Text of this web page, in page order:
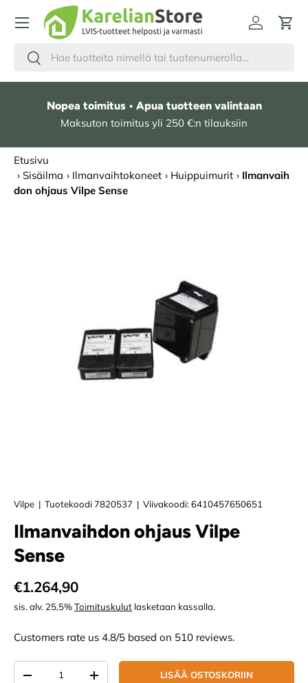
HYPPÄÄ SISÄLTÖÖN
Hae
Etsi
Kirjaudu
Nopea toimitus • Apua tuotteen valintaan
Maksuton toimitus yli 250 €:n tilauksiin
Etusivu
› Sisäilma › Ilmanvaihtokoneet › Huippuimurit › Ilmanvaih
don ohjaus Vilpe Sense
Vilpe | Tuotekoodi 7820537 | Viivakoodi:6410457650651
Ilmanvaihdon ohjaus Vilpe
Sense
Normaali hinta
€1.264,90
sis. alv. 25,5%Toimituskulut lasketaan kassalla.
Customers rate us 4.8/5 based on 510 reviews.
VÄHENNÄ MÄÄRÄÄLISÄÄ MÄÄRÄÄLISÄÄ OSTOSKORIIN